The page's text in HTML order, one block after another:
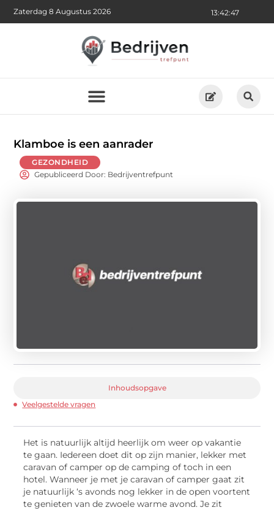
13:42:49
Zaterdag 8 Augustus 2026
Klamboe is een aanrader
GEZONDHEID
Gepubliceerd Door: Bedrijventrefpunt
Inhoudsopgave
Veelgestelde vragen
Het is natuurlijk altijd heerlijk om weer op vakantie
te gaan. Iedereen doet dit op zijn manier, lekker met
caravan of camper op de camping of toch in een
hotel. Wanneer je met je caravan of camper gaat zit
je natuurlijk ‘s avonds nog lekker in de open voortent
te genieten van de zwoele warme avond. Je zit